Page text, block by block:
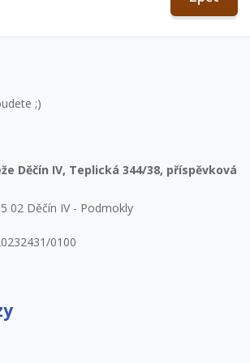
;)
Děčín IV, Teplická 344/38, příspěvková
02 Děčín IV - Podmokly
0100